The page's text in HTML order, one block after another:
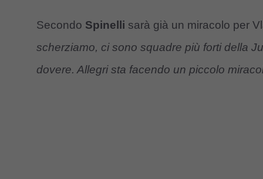
Secondo Spinelli sarà già un miracolo per
scherziamo, ci sono squadre più forti della
dovere. Allegri sta facendo un piccolo